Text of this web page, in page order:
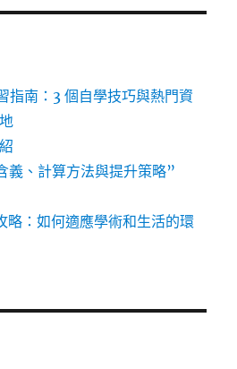
指南：3 個自學技巧與熱門資
義、計算方法與提升策略”
略：如何適應學術和生活的環